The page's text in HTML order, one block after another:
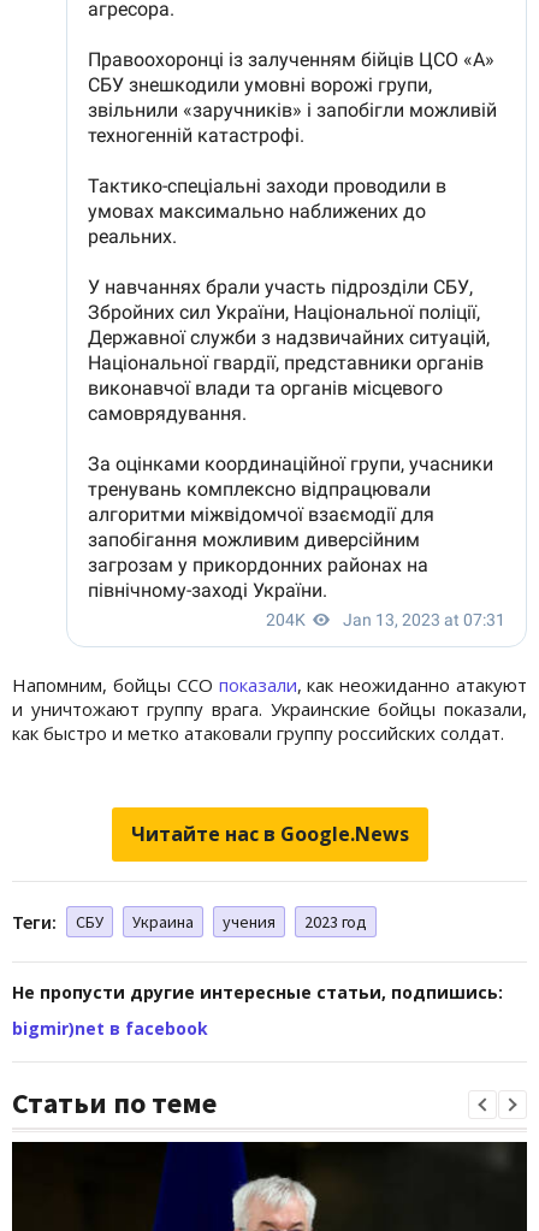
Напомним, бойцы ССО показали, как неожиданно атакуют
и уничтожают группу врага. Украинские бойцы показали,
как быстро и метко атаковали группу российских солдат.
Читайте нас в Google.News
Теги: СБУ Украина учения 2023 год
Не пропусти другие интересные статьи, подпишись:
bigmir)net в facebook
Статьи по теме